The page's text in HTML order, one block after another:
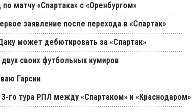
матчу «Спартака» с «Оренбургом»
заявление после перехода в «Спартак»
может дебютировать за «Спартак»
своих футбольных кумиров
Гарсии
го тура РПЛ между «Спартаком» и «Краснодаром»